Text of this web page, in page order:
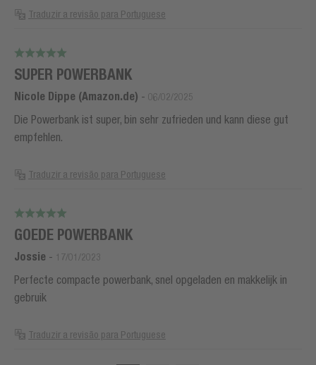
Traduzir a revisão para Portuguese
SUPER POWERBANK
Nicole Dippe (Amazon.de) - 06/02/2025
Die Powerbank ist super, bin sehr zufrieden und kann diese gut
empfehlen.
Traduzir a revisão para Portuguese
GOEDE POWERBANK
Jossie - 17/01/2023
Perfecte compacte powerbank, snel opgeladen en makkelijk in
gebruik
Traduzir a revisão para Portuguese